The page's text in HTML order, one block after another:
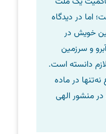
اما در دیدگاه
خویش در
و سرزمین
دانسته است.
در ماده
در منشور الهی